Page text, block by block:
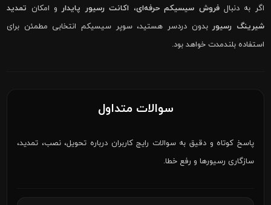
اگر به دنبالفروش سیسیکم حرفه‌ای، اکانت رسیور پایدارو امکان تمدید
شیرینگ رسیوربدون دردسر هستید، سوپر سیسیکم انتخابی مطمئن برای
استفاده بلندمدت خواهد بود.
سوالات متداول
پاسخ کوتاه و دقیق به سوالات رایج کاربران درباره تحویل، نصب، تمدید،
سازگاری رسیورها و رفع خطا.